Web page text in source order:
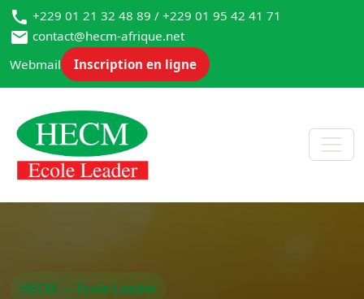
+229 01 21 32 48 89 / +229 01 95 42 41 71
contact@hecm-afrique.net
Webmail
Inscription en ligne
HECM — École Leader